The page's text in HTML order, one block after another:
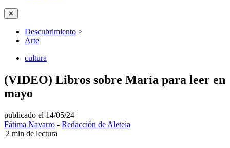
✕
Descubrimiento >
Arte
cultura
(VIDEO) Libros sobre María para leer en
mayo
publicado el 14/05/24|
Fátima Navarro - Redacción de Aleteia
|2 min de lectura